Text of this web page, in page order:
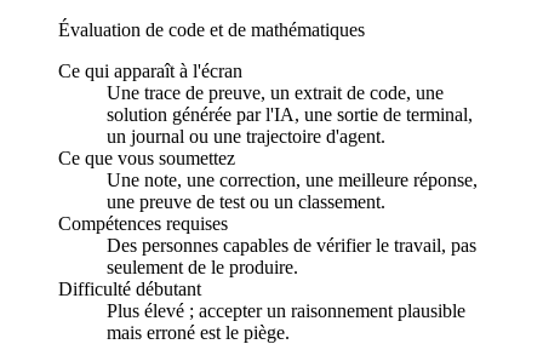
Évaluation de code et de mathématiques
Ce qui apparaît à l'écran
Une trace de preuve, un extrait de code, une
solution générée par l'IA, une sortie de terminal,
un journal ou une trajectoire d'agent.
Ce que vous soumettez
Une note, une correction, une meilleure réponse,
une preuve de test ou un classement.
Compétences requises
Des personnes capables de vérifier le travail, pas
seulement de le produire.
Difficulté débutant
Plus élevé ; accepter un raisonnement plausible
mais erroné est le piège.